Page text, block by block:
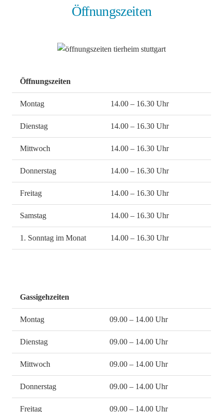
Öffnungszeiten
Öffnungszeiten
Montag 14.00 – 16.30 Uhr
Dienstag 14.00 – 16.30 Uhr
Mittwoch 14.00 – 16.30 Uhr
Donnerstag 14.00 – 16.30 Uhr
Freitag 14.00 – 16.30 Uhr
Samstag 14.00 – 16.30 Uhr
1. Sonntag im Monat 14.00 – 16.30 Uhr
Gassigehzeiten
Montag 09.00 – 14.00 Uhr
Dienstag 09.00 – 14.00 Uhr
Mittwoch 09.00 – 14.00 Uhr
Donnerstag 09.00 – 14.00 Uhr
Freitag 09.00 – 14.00 Uhr